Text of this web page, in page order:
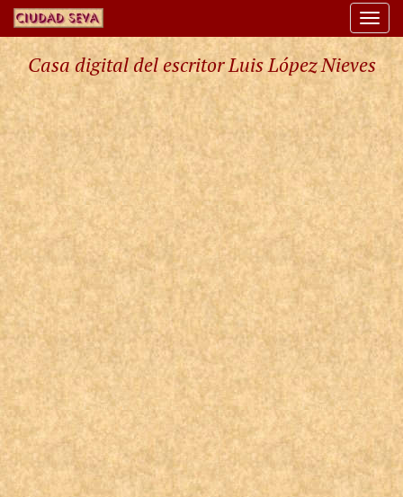
Casa digital del escritor Luis López Nieves